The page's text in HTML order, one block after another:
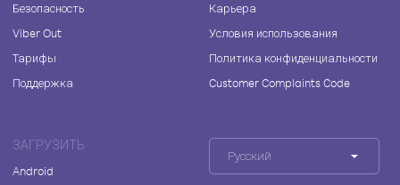
Безопасность
Viber Out
Тарифы
Поддержка
Карьера
Условия использования
Политика конфиденциальности
Customer Complaints Code
ЗАГРУЗИТЬ
Android
Русский